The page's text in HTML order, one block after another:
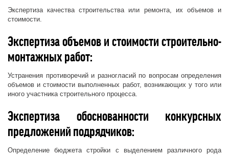
Экспертиза качества строительства или ремонта, их объемов и
стоимости.
Экспертиза объемов и стоимости строительно-
монтажных работ:
Устранения противоречий и разногласий по вопросам определения
объемов и стоимости выполненных работ, возникающих у того или
иного участника строительного процесса.
Экспертиза обоснованности конкурсных
предложений подрядчиков:
Определение бюджета стройки с выделением различного рода